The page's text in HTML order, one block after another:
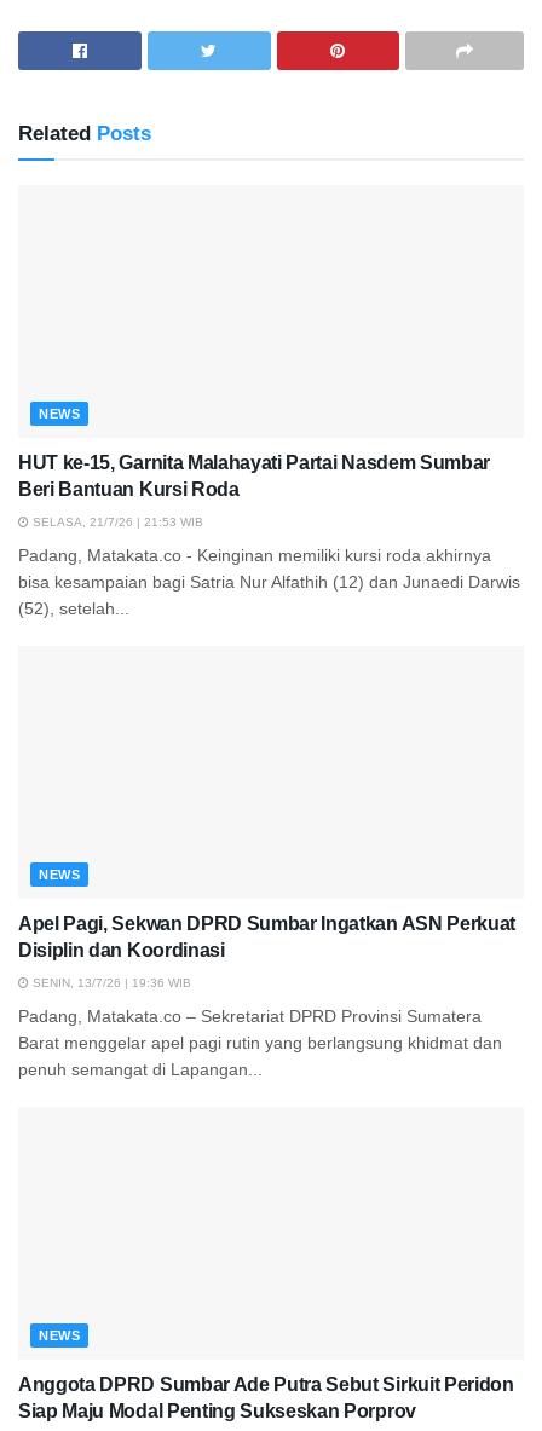
Related Posts
NEWS
HUT ke-15, Garnita Malahayati Partai Nasdem Sumbar
Beri Bantuan Kursi Roda
SELASA, 21/7/26 | 21:53 WIB
Padang, Matakata.co - Keinginan memiliki kursi roda akhirnya
bisa kesampaian bagi Satria Nur Alfathih (12) dan Junaedi Darwis
(52), setelah...
NEWS
Apel Pagi, Sekwan DPRD Sumbar Ingatkan ASN Perkuat
Disiplin dan Koordinasi
SENIN, 13/7/26 | 19:36 WIB
Padang, Matakata.co – Sekretariat DPRD Provinsi Sumatera
Barat menggelar apel pagi rutin yang berlangsung khidmat dan
penuh semangat di Lapangan...
NEWS
Anggota DPRD Sumbar Ade Putra Sebut Sirkuit Peridon
Siap Maju Modal Penting Sukseskan Porprov